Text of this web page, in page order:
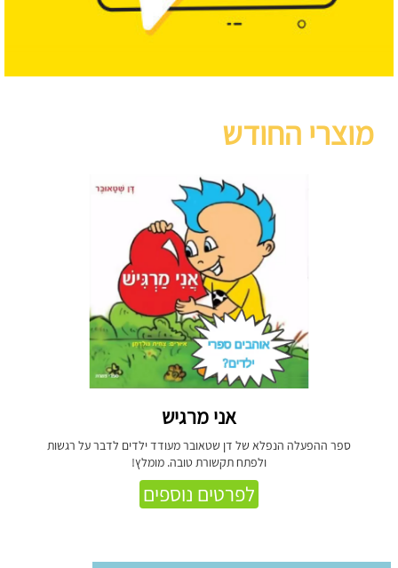
מוצרי החודש
אני מרגיש
ספר ההפעלה הנפלא של דן שטאובר מעודד ילדים לדבר על רגשות
ולפתח תקשורת טובה. מומלץ!
לפרטים נוספים